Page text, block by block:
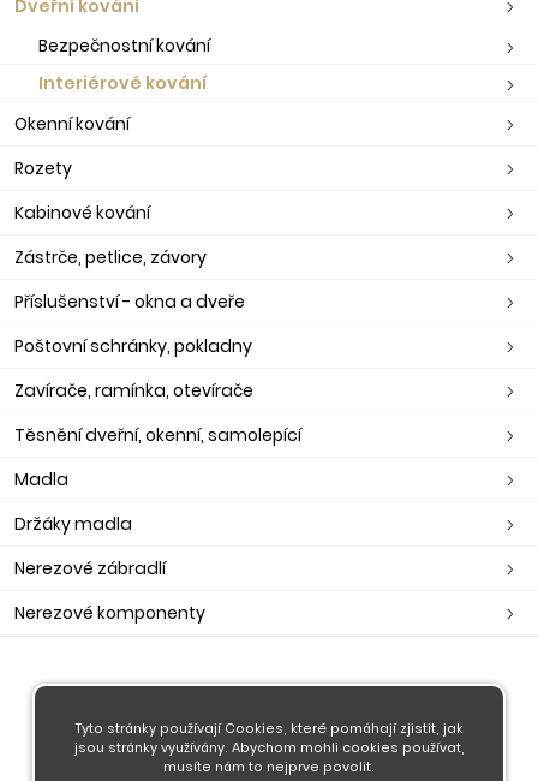
Dveřní kování
Bezpečnostní kování
Interiérové kování
Okenní kování
Rozety
Kabinové kování
Zástrče, petlice, závory
Příslušenství - okna a dveře
Poštovní schránky, pokladny
Zavírače, ramínka, otevírače
Těsnění dveřní, okenní, samolepící
Madla
Držáky madla
Nerezové zábradlí
Nerezové komponenty
Obchodní podmínky
Doprava a platba
Tyto stránky používají Cookies, které pomáhají zjistit, jak
jsou stránky využívány. Abychom mohli cookies používat,
musíte nám to nejprve povolit.